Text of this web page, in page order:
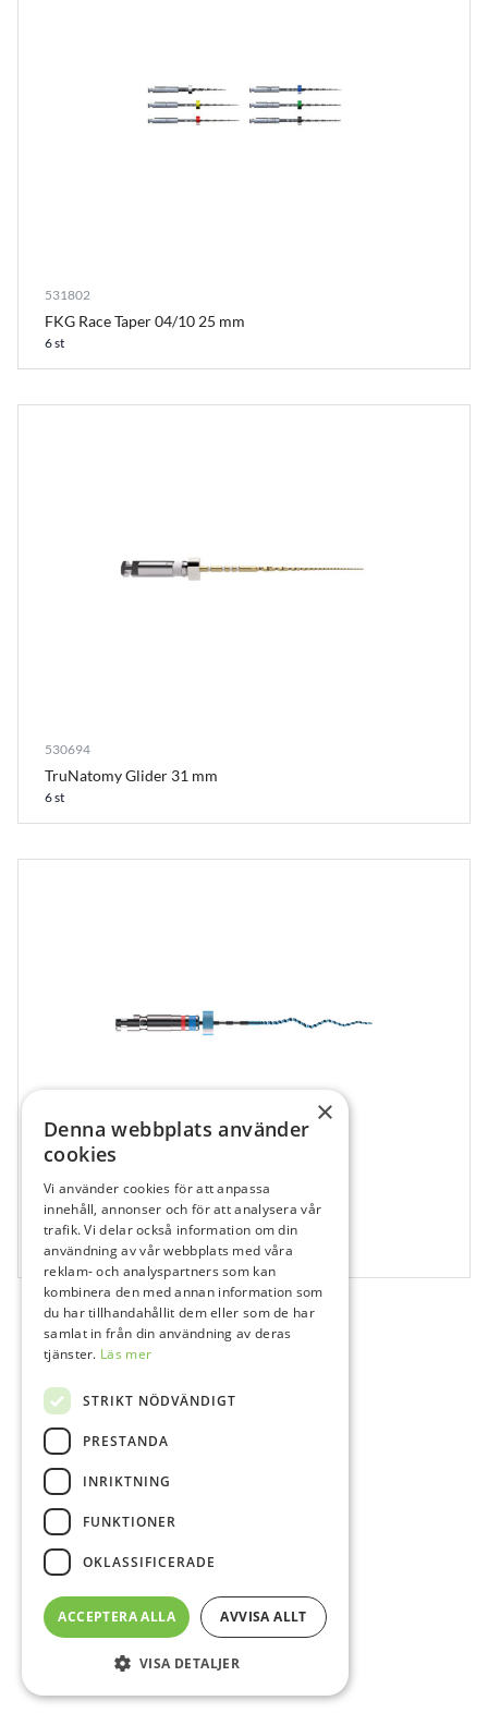
531802
FKG Race Taper 04/10 25 mm
6 st
530694
TruNatomy Glider 31 mm
6 st
531945
XP-endo Rise Shaper 31 mm
3 st
×
Denna webbplats använder
cookies
Vi använder cookies för att anpassa
innehåll, annonser och för att analysera vår
trafik. Vi delar också information om din
användning av vår webbplats med våra
reklam- och analyspartners som kan
kombinera den med annan information som
du har tillhandahållit dem eller som de har
samlat in från din användning av deras
tjänster. Läs mer
STRIKT NÖDVÄNDIGT
PRESTANDA
INRIKTNING
FUNKTIONER
OKLASSIFICERADE
ACCEPTERA ALLA AVVISA ALLT
VISA DETALJER